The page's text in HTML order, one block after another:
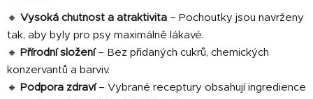
ý
p
s
🔸 Vysoká chutnost a atraktivita – Pochoutky jsou navrženy
tak, aby byly pro psy maximálně lákavé.
🔸 Přírodní složení– Bez přidaných cukrů, chemických
konzervantů a barviv.
🔸 Podpora zdraví– Vybrané receptury obsahují ingredience